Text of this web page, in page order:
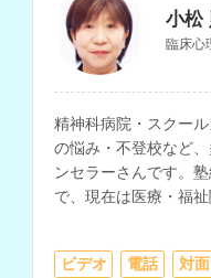
小松
臨床心
精神科病院・スクー
の悩み・不登校など
ンセラーさんです。
で、現在は医療・福
学の学生相談、小中
ビデオ 電話 対面